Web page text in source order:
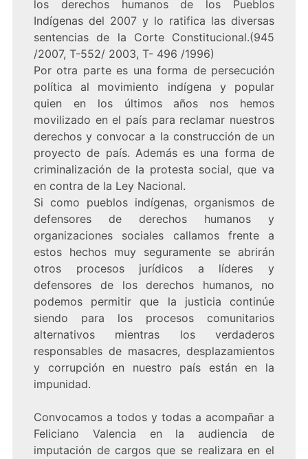
los derechos humanos de los Pueblos
Indígenas del 2007 y lo ratifica las diversas
sentencias de la Corte Constitucional.(945
/2007, T-552/ 2003, T- 496 /1996)
Por otra parte es una forma de persecución
política al movimiento indígena y popular
quien en los últimos años nos hemos
movilizado en el país para reclamar nuestros
derechos y convocar a la construcción de un
proyecto de país. Además es una forma de
criminalización de la protesta social, que va
en contra de la Ley Nacional.
Si como pueblos indígenas, organismos de
defensores de derechos humanos y
organizaciones sociales callamos frente a
estos hechos muy seguramente se abrirán
otros procesos jurídicos a líderes y
defensores de los derechos humanos, no
podemos permitir que la justicia continúe
siendo para los procesos comunitarios
alternativos mientras los verdaderos
responsables de masacres, desplazamientos
y corrupción en nuestro país están en la
impunidad.
Convocamos a todos y todas a acompañar a
Feliciano Valencia en la audiencia de
imputación de cargos que se realizara en el